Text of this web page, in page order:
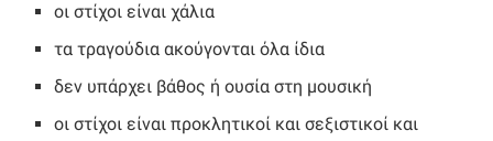
οι στίχοι είναι χάλια
τα τραγούδια ακούγονται όλα ίδια
δεν υπάρχει βάθος ή ουσία στη μουσική
οι στίχοι είναι προκλητικοί και σεξιστικοί και